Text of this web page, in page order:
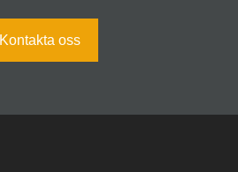
Kontakta oss